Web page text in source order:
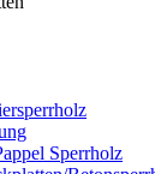
Sperrholz